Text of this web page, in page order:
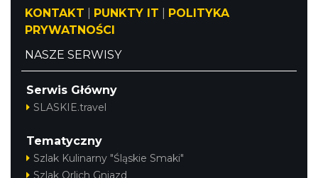
KONTAKT PUNKTY IT
POLITYKA
PRYWATNOŚCI
NASZE SERWISY
Serwis Główny
SLASKIE.travel
Tematyczny
Szlak Kulinarny "Śląskie Smaki"
Szlak Orlich Gniazd